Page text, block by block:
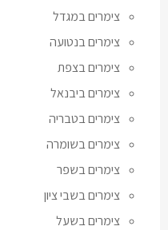
צימרים במגדל
צימרים בנטועה
צימרים בצפת
צימרים ביבנאל
צימרים בטבריה
צימרים בשומרה
צימרים בשפר
צימרים בשבי ציון
צימרים בשעל